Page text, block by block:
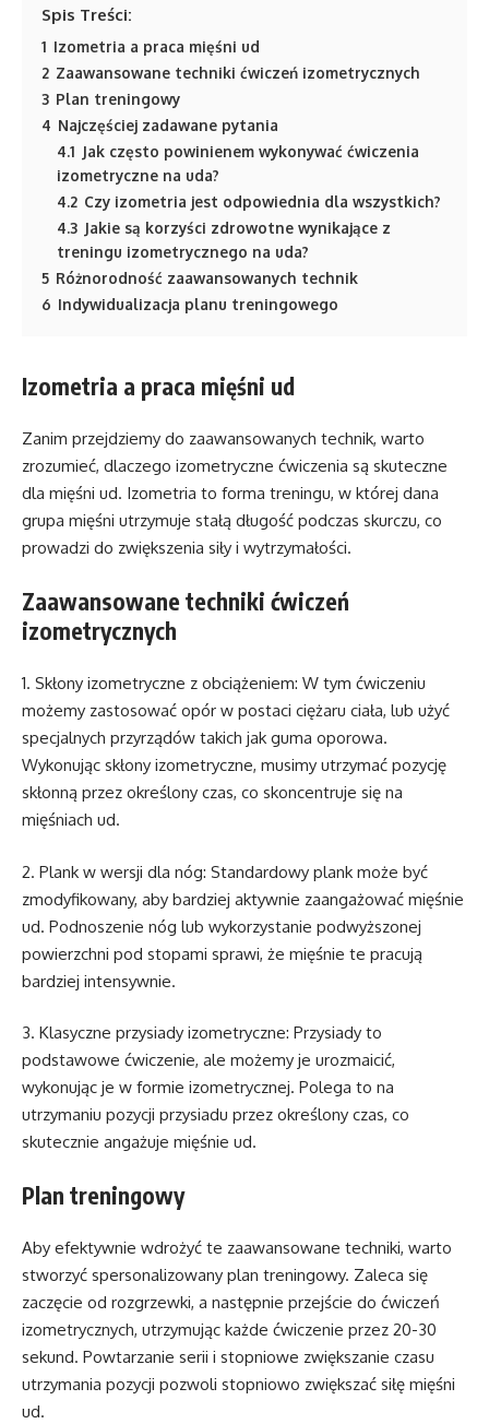
Spis Treści:
1 Izometria a praca mięśni ud
2 Zaawansowane techniki ćwiczeń izometrycznych
3 Plan treningowy
4 Najczęściej zadawane pytania
4.1 Jak często powinienem wykonywać ćwiczenia
izometryczne na uda?
4.2 Czy izometria jest odpowiednia dla wszystkich?
4.3 Jakie są korzyści zdrowotne wynikające z
treningu izometrycznego na uda?
5 Różnorodność zaawansowanych technik
6 Indywidualizacja planu treningowego
Izometria a praca mięśni ud
Zanim przejdziemy do zaawansowanych technik, warto
zrozumieć, dlaczego izometryczne ćwiczenia są skuteczne
dla mięśni ud. Izometria to forma treningu, w której dana
grupa mięśni utrzymuje stałą długość podczas skurczu, co
prowadzi do zwiększenia siły i wytrzymałości.
Zaawansowane techniki ćwiczeń
izometrycznych
1. Skłony izometryczne z obciążeniem: W tym ćwiczeniu
możemy zastosować opór w postaci ciężaru ciała, lub użyć
specjalnych przyrządów takich jak guma oporowa.
Wykonując skłony izometryczne, musimy utrzymać pozycję
skłonną przez określony czas, co skoncentruje się na
mięśniach ud.
2. Plank w wersji dla nóg: Standardowy plank może być
zmodyfikowany, aby bardziej aktywnie zaangażować mięśnie
ud. Podnoszenie nóg lub wykorzystanie podwyższonej
powierzchni pod stopami sprawi, że mięśnie te pracują
bardziej intensywnie.
3. Klasyczne przysiady izometryczne: Przysiady to
podstawowe ćwiczenie, ale możemy je urozmaicić,
wykonując je w formie izometrycznej. Polega to na
utrzymaniu pozycji przysiadu przez określony czas, co
skutecznie angażuje mięśnie ud.
Plan treningowy
Aby efektywnie wdrożyć te zaawansowane techniki, warto
stworzyć spersonalizowany plan treningowy. Zaleca się
zaczęcie od rozgrzewki, a następnie przejście do ćwiczeń
izometrycznych, utrzymując każde ćwiczenie przez 20-30
sekund. Powtarzanie serii i stopniowe zwiększanie czasu
utrzymania pozycji pozwoli stopniowo zwiększać siłę mięśni
ud.